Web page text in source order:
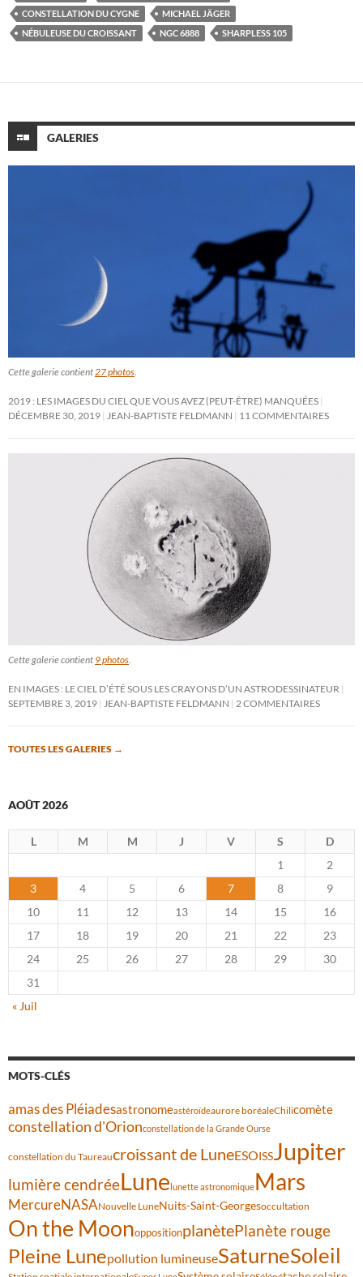
CONSTELLATION DU CYGNE
MICHAEL JÄGER
NÉBULEUSE DU CROISSANT
NGC 6888 SHARPLESS 105
GALERIES
Cette galerie contient 27 photos
2019 : LES IMAGES DU CIEL QUE VOUS AVEZ (PEUT-ÊTRE) MANQUÉES
DÉCEMBRE 30, 2019
JEAN-BAPTISTE FELDMANN 11 COMMENTAIRES
Cette galerie contient 9 photos
EN IMAGES : LE CIEL D’ÉTÉ SOUS LES CRAYONS D’UN ASTRODESSINATEUR
SEPTEMBRE 3, 2019
JEAN-BAPTISTE FELDMANN 2 COMMENTAIRES
TOUTES LES GALERIES →
AOÛT 2026
L M M J V S
D
1
2
3
4 5 6 7 8
9
10
11 12 13 14 15
16
17
18 19 20 21 22
23
24
25 26 27 28 29
30
31
« Juil
MOTS-CLÉS
amas des Pléiadesastronomeastéroïdeaurore boréaleChilicomète
constellation d'Orionconstellation de la Grande Ourse
constellation du Taureaucroissant de LuneESOISSJupiter
lumière cendréeLunelunette astronomiqueMars
MercureNASANouvelle LuneNuits-Saint-Georgesoccultation
On the MoonoppositionplanètePlanète rouge
Pleine Lunepollution lumineuseSaturneSoleil